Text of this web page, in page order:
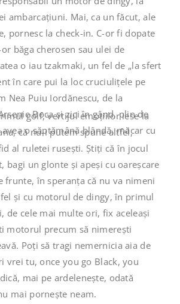
ambarcațiuni. Mai, ca un făcut, ale
pornesc la check-in. C-or fi dopate
băga cherosen sau ulei de
o iau tzakmaki, un fel de „la sfert
în care pui la loc cruciulițele pe
Nea Puiu Iordănescu, de la
Boca și zici în gând, plin de
o săptămână blândă, măcar cu
golf, vertijul emoțiilor iese la
că nu-i putem spune altfel,
al ruletei rusești. Știți că în jocul
un glonte și apeși cu oareșcare
frunte, în speranța că nu va nimeni
și cu motorul de dingy, în primul
de cele mai multe ori, fix aceleași
motorul precum să nimerești
Poți să tragi nemernicia aia de
vrei tu, once you go Black, you
mai pe ardelenește, odată
mai pornește neam.